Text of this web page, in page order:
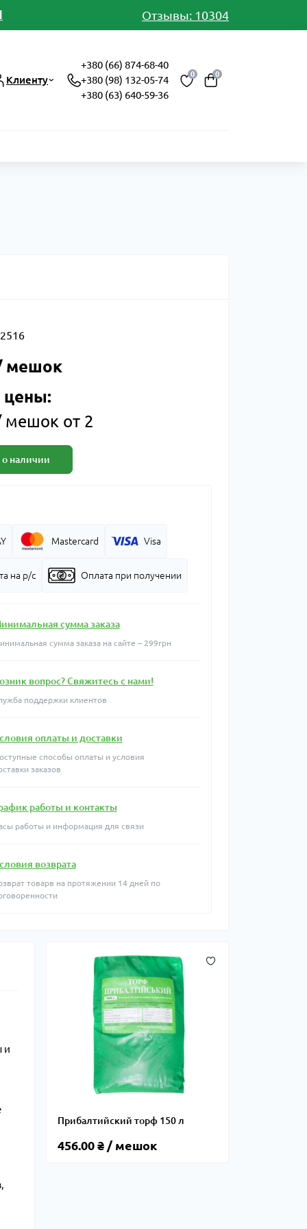
Отзывы: 10304
Клиенту
+380 (66) 874-68-40
+380 (98) 132-05-74
+380 (63) 640-59-36
0 0
мешок
мешок от 2
наличии
Mastercard Visa
на р/с Оплата при получении
сумма заказа
сумма заказа на сайте – 299грн
вопрос? Свяжитесь с нами!
поддержки клиентов
оплаты и доставки
способы оплаты и условия
заказов
работы и контакты
работы и информация для связи
возврата
товарв на протяжении 14 дней по
Прибалтийский торф 150 л
456.00 ₴ / мешок
и